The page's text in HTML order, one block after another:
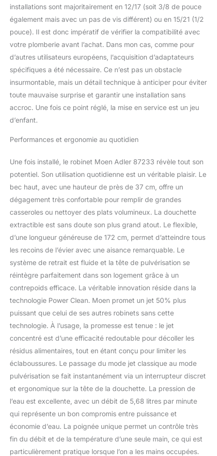
installations sont majoritairement en 12/17 (soit 3/8 de pouce
également mais avec un pas de vis différent) ou en 15/21 (1/2
pouce). Il est donc impératif de vérifier la compatibilité avec
votre plomberie avant l’achat. Dans mon cas, comme pour
d’autres utilisateurs européens, l’acquisition d’adaptateurs
spécifiques a été nécessaire. Ce n’est pas un obstacle
insurmontable, mais un détail technique à anticiper pour éviter
toute mauvaise surprise et garantir une installation sans
accroc. Une fois ce point réglé, la mise en service est un jeu
d’enfant.
Performances et ergonomie au quotidien
Une fois installé, le robinet Moen Adler 87233 révèle tout son
potentiel. Son utilisation quotidienne est un véritable plaisir. Le
bec haut, avec une hauteur de près de 37 cm, offre un
dégagement très confortable pour remplir de grandes
casseroles ou nettoyer des plats volumineux. La douchette
extractible est sans doute son plus grand atout. Le flexible,
d’une longueur généreuse de 172 cm, permet d’atteindre tous
les recoins de l’évier avec une aisance remarquable. Le
système de retrait est fluide et la tête de pulvérisation se
réintègre parfaitement dans son logement grâce à un
contrepoids efficace. La véritable innovation réside dans la
technologie Power Clean. Moen promet un jet 50% plus
puissant que celui de ses autres robinets sans cette
technologie. À l’usage, la promesse est tenue : le jet
concentré est d’une efficacité redoutable pour décoller les
résidus alimentaires, tout en étant conçu pour limiter les
éclaboussures. Le passage du mode jet classique au mode
pulvérisation se fait instantanément via un interrupteur discret
et ergonomique sur la tête de la douchette. La pression de
l’eau est excellente, avec un débit de 5,68 litres par minute
qui représente un bon compromis entre puissance et
économie d’eau. La poignée unique permet un contrôle très
fin du débit et de la température d’une seule main, ce qui est
particulièrement pratique lorsque l’on a les mains occupées.